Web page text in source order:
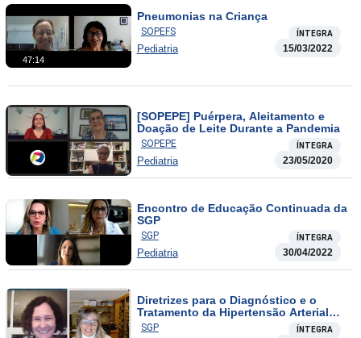
47:14
Pneumonias na Criança
SOPEFS ÍNTEGRA
Pediatria 15/03/2022
[SOPEPE] Puérpera, Aleitamento e
Doação de Leite Durante a Pandemia
SOPEPE ÍNTEGRA
Pediatria 23/05/2020
Encontro de Educação Continuada da
SGP
SGP ÍNTEGRA
Pediatria 30/04/2022
Diretrizes para o Diagnóstico e o
Tratamento da Hipertensão Arterial
Pulmonar
SGP ÍNTEGRA